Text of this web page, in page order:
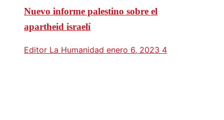
Nuevo informe palestino sobre el
apartheid israelí
Editor La Humanidad enero 6, 2023 4